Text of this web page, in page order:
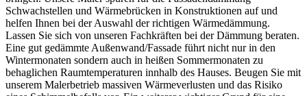
Schwachstellen und Wärmebrücken in Konstruktionen auf und
helfen Ihnen bei der Auswahl der richtigen Wärmedämmung.
Lassen Sie sich von unseren Fachkräften bei der Dämmung beraten.
Eine gut gedämmte Außenwand/Fassade führt nicht nur in den
Wintermonaten sondern auch in heißen Sommermonaten zu
behaglichen Raumtemperaturen innhalb des Hauses. Beugen Sie mit
unserem Malerbetrieb massiven Wärmeverlusten und das Risiko